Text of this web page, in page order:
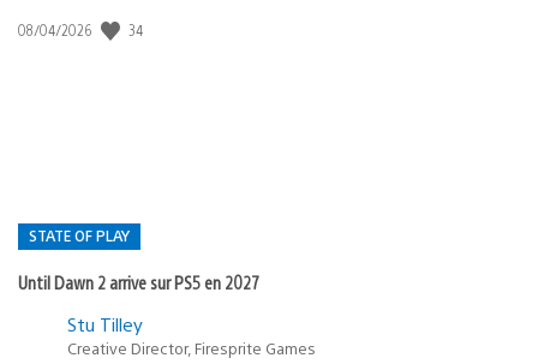
Date
08/04/2026 34
STATE OF PLAY
Until Dawn 2 arrive sur PS5 en 2027
PostéeStu Tilley
Creative Director, Firesprite Games